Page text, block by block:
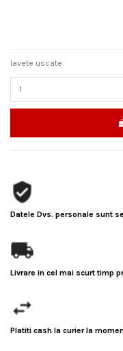
lavete uscate
Datele Dvs. personale sunt
Livrare in cel mai scurt timp
Platiti cash la curier la